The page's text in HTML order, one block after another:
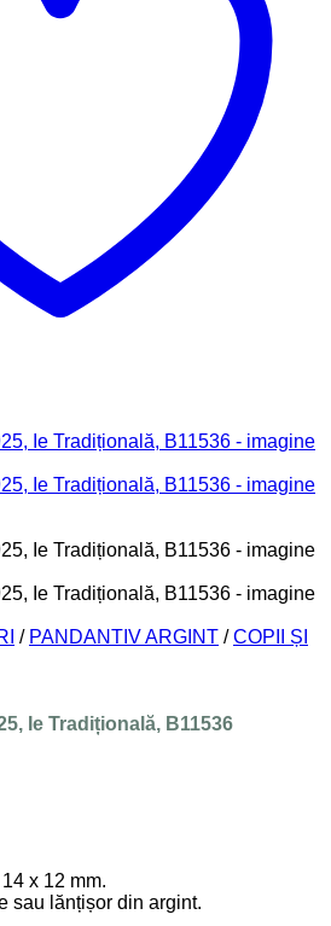
/ PANDANTIV ARGINT / COPII ȘI
Ie Tradițională, B11536
x 12 mm.
sau lănțișor din argint.